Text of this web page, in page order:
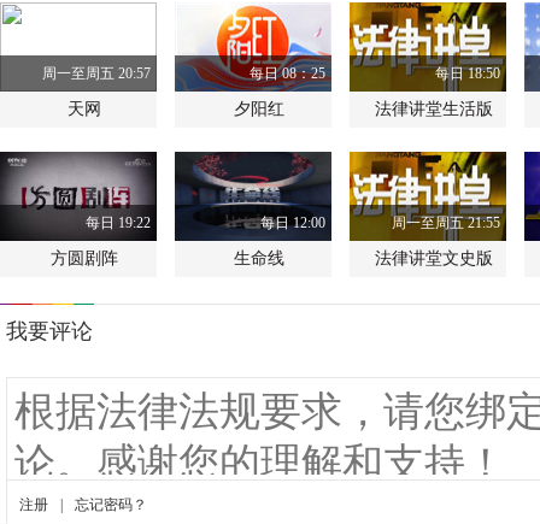
周一至周五 20:57
天网
每日 19:22
方圆剧阵
每日 08：25
夕阳红
每日 12:00
生命线
每日 18:50
法律讲堂生活版
周一至周五 21:55
法律讲堂文史版